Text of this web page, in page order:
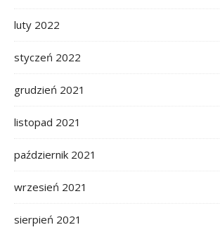
luty 2022
styczeń 2022
grudzień 2021
listopad 2021
październik 2021
wrzesień 2021
sierpień 2021